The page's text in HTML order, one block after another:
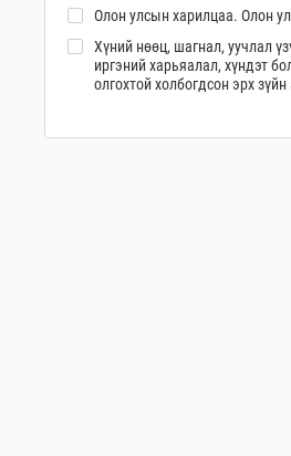
Олон улсын харилцаа. Олон
Хүний нөөц, шагнал, уучлал
иргэний харьяалал, хүндэт
олгохтой холбогдсон эрх зүйн